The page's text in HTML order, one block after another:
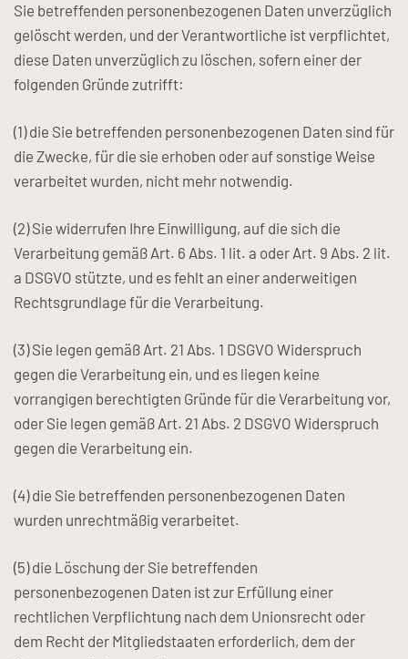
Sie betreffenden personenbezogenen Daten unverzüglich
gelöscht werden, und der Verantwortliche ist verpflichtet,
diese Daten unverzüglich zu löschen, sofern einer der
folgenden Gründe zutrifft:
(1) die Sie betreffenden personenbezogenen Daten sind für
die Zwecke, für die sie erhoben oder auf sonstige Weise
verarbeitet wurden, nicht mehr notwendig.
(2) Sie widerrufen Ihre Einwilligung, auf die sich die
Verarbeitung gemäß Art. 6 Abs. 1 lit. a oder Art. 9 Abs. 2 lit.
a DSGVO stützte, und es fehlt an einer anderweitigen
Rechtsgrundlage für die Verarbeitung.
(3) Sie legen gemäß Art. 21 Abs. 1 DSGVO Widerspruch
gegen die Verarbeitung ein, und es liegen keine
vorrangigen berechtigten Gründe für die Verarbeitung vor,
oder Sie legen gemäß Art. 21 Abs. 2 DSGVO Widerspruch
gegen die Verarbeitung ein.
(4) die Sie betreffenden personenbezogenen Daten
wurden unrechtmäßig verarbeitet.
(5) die Löschung der Sie betreffenden
personenbezogenen Daten ist zur Erfüllung einer
rechtlichen Verpflichtung nach dem Unionsrecht oder
dem Recht der Mitgliedstaaten erforderlich, dem der